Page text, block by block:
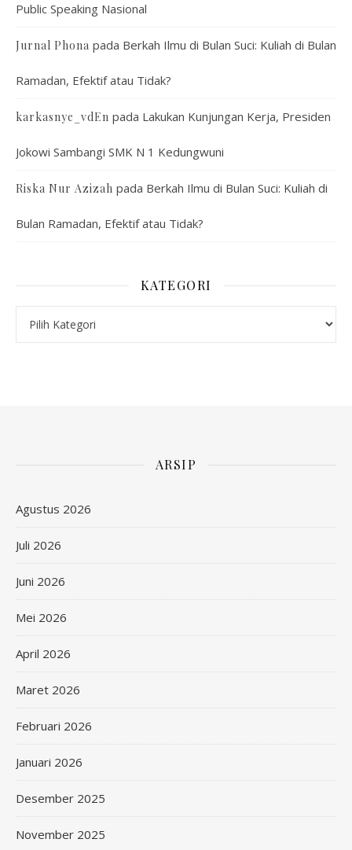
Public Speaking Nasional
Jurnal Phona pada Berkah Ilmu di Bulan Suci: Kuliah di Bulan
Ramadan, Efektif atau Tidak?
karkasnye_vdEn pada Lakukan Kunjungan Kerja, Presiden
Jokowi Sambangi SMK N 1 Kedungwuni
Riska Nur Azizah pada Berkah Ilmu di Bulan Suci: Kuliah di
Bulan Ramadan, Efektif atau Tidak?
KATEGORI
ARSIP
Agustus 2026
Juli 2026
Juni 2026
Mei 2026
April 2026
Maret 2026
Februari 2026
Januari 2026
Desember 2025
November 2025